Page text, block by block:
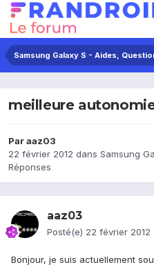
Samsung Galaxy S - Aides,
meilleure
Paraaz03
22 février 2012 dans Samsung
Réponses
aaz03
Posté(e) 22 février 2012
Bonjour, je suis actuellement